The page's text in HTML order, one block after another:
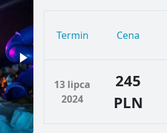
Termin Cena
13 lipca
2024
245
PLN